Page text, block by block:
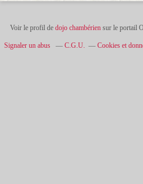
Voir le profil de dojo chambériensur le portail
Signaler un abus C.G.U. Cookies et